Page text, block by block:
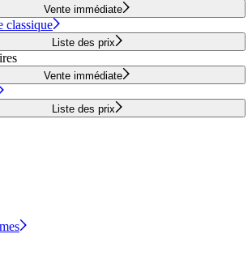
Vente immédiate
classique
Liste des prix
Vente immédiate
Liste des prix